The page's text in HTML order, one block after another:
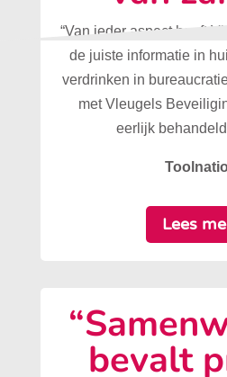
“Van ieder aspect heeft
de juiste informatie in
verdrinken in
met Vleugels
eerlijk
Lees
bevalt